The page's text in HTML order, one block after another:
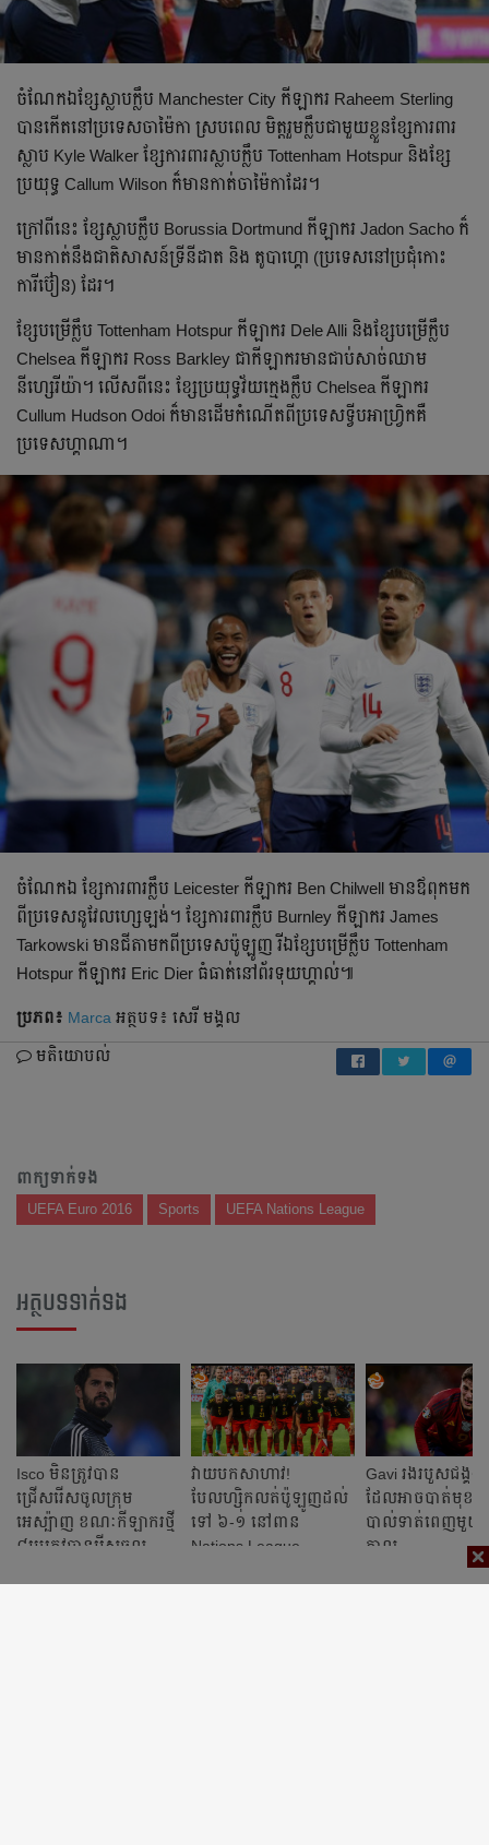
ចំណែក​ឯ​ខ្សែ​ស្លាប​ក្លឹប​ Manchester City កីឡាករ​ Raheem Sterling
បាន​កើត​នៅ​ប្រទេស​ចាម៉ៃកា ស្រប​ពេល​ មិត្ត​រួម​ក្លឹប​ជាមួយ​ខ្លួន​ខ្សែ​ការពារ​
ស្លាប​ Kyle Walker ខ្សែ​ការពារ​ស្លាប​ក្លឹប​ Tottenham Hotspur និង​ខ្សែ​
ប្រយុទ្ធ​ Callum Wilson ក៏​មាន​កាត់​ចាម៉ៃកា​ដែរ។
ក្រៅ​ពី​នេះ ខ្សែ​ស្លាប​ក្លឹប​ Borussia Dortmund កីឡាករ​ Jadon Sacho ក៏​
មាន​កាត់​នឹង​ជាតិសាសន៍​ទ្រីនីដាត និង​ តូបាហ្គោ (ប្រទេស​នៅ​ប្រជុំ​កោះ​
ការីប៊ៀន) ដែរ។
ខ្សែ​បម្រើ​ក្លឹប​ Tottenham Hotspur កីឡាករ​ Dele Alli និង​ខ្សែ​បម្រើ​ក្លឹប​
Chelsea កីឡាករ​ Ross Barkley ជា​កីឡាករ​មាន​ជាប់​សាច់​ឈាម​
នីហ្សេរីយ៉ា។ លើស​ពី​នេះ ខ្សែ​ប្រយុទ្ធ​វ័យ​ក្មេង​ក្លឹប​ Chelsea កីឡាករ​
Cullum Hudson Odoi ក៏​មាន​ដើមកំណើត​ពី​ប្រទេស​ទ្វីប​អាហ្វ្រិក​គឺ
ប្រទេស​ហ្គាណា។
ចំណែក​ឯ​ ខ្សែ​ការពារ​ក្លឹប​ Leicester កីឡាករ​ Ben Chilwell មាន​ឪពុក​មក​
ពី​ប្រទេស​នូវែលហ្សេឡង់។ ខ្សែ​ការពារ​ក្លឹប​ Burnley កីឡាករ​ James
Tarkowski មាន​ជីតា​មក​ពី​ប្រទេស​ប៉ូឡូញ រីឯ​ខ្សែ​បម្រើ​ក្លឹប​ Tottenham
Hotspur កីឡាករ​ Eric Dier ធំធាត់​នៅ​ព័រទុយហ្គាល់៕
ប្រភព៖ Marca អត្ថបទ៖ សេរី មង្គល
មតិយោបល់
ពាក្យទាក់ទង
UEFA Euro 2016 Sports UEFA Nations League
អត្ថបទទាក់ទង
Isco មិន​ត្រូវ​បាន​
ជ្រើសរើស​ចូល​ក្រុម​
អេស្ប៉ាញ ខណៈ​កីឡាករ​ថ្មី
៨​រូប​ត្រូវ​បាន​រើស​ចូល
វាយ​បក​សាហាវ!
បែលហ្ស៊ិក​លត់​​ប៉ូឡូញ​ដល់​
ទៅ​ ៦-១ នៅពាន
Nations League
Gavi រង​របួស​ជង្គង់​ធ្
ដែល​អាច​បាត់​មុខ​
បាល់ទាត់​ពេញ​មួយ​រ
កាល